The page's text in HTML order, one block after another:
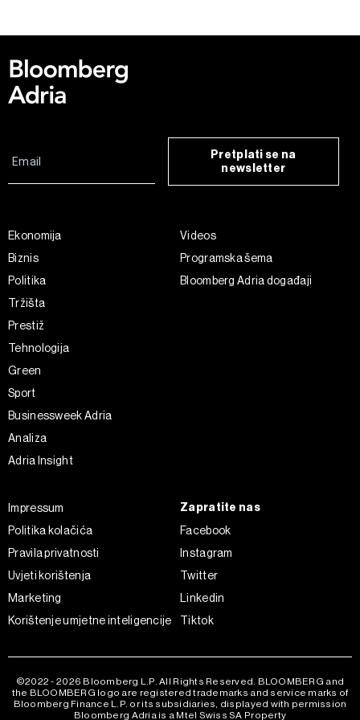
ažurirati klikom na „Prikaži detalje“. Privolu možete u bilo
Pretplati se na
newsletter
Ekonomija
Biznis
Politika
Tržišta
Prestiž
Tehnologija
Green
Sport
Businessweek Adria
Analiza
Adria Insight
Videos
Programska šema
Bloomberg Adria događaji
Impressum
Politika kolačića
Pravila privatnosti
Uvjeti korištenja
Marketing
Korištenje umjetne inteligencije
Zapratite nas
Facebook
Instagram
Twitter
Linkedin
Tiktok
©2022 - 2026 Bloomberg L.P. All Rights Reserved. BLOOMBERG and
the BLOOMBERG logo are registered trademarks and service marks of
Bloomberg Finance L.P. or its subsidiaries, displayed with permission
Bloomberg Adria is a Mtel Swiss SA Property